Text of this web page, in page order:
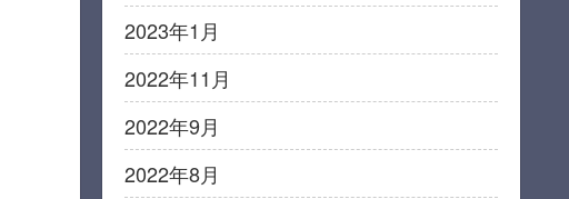
2023年1月
2022年11月
2022年9月
2022年8月